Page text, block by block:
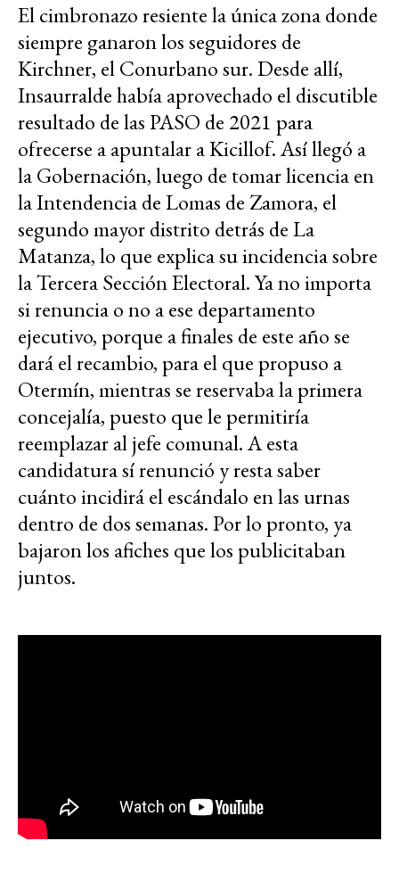
El cimbronazo resiente la única zona donde
siempre ganaron los seguidores de
Kirchner, el Conurbano sur. Desde allí,
Insaurralde había aprovechado el discutible
resultado de las PASO de 2021 para
ofrecerse a apuntalar a Kicillof. Así llegó a
la Gobernación, luego de tomar licencia en
la Intendencia de Lomas de Zamora, el
segundo mayor distrito detrás de La
Matanza, lo que explica su incidencia sobre
la Tercera Sección Electoral. Ya no importa
si renuncia o no a ese departamento
ejecutivo, porque a finales de este año se
dará el recambio, para el que propuso a
Otermín, mientras se reservaba la primera
concejalía, puesto que le permitiría
reemplazar al jefe comunal. A esta
candidatura sí renunció y resta saber
cuánto incidirá el escándalo en las urnas
dentro de dos semanas. Por lo pronto, ya
bajaron los afiches que los publicitaban
juntos.